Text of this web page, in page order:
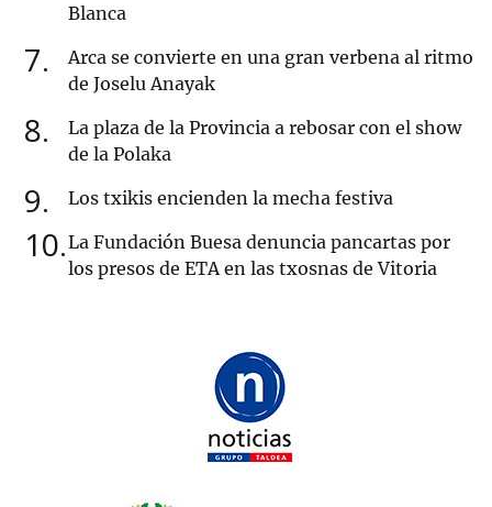
Blanca
7
Arca se convierte en una gran verbena al ritmo
de Joselu Anayak
8
La plaza de la Provincia a rebosar con el show
de la Polaka
9 Los txikis encienden la mecha festiva
10 La Fundación Buesa denuncia pancartas por
los presos de ETA en las txosnas de Vitoria